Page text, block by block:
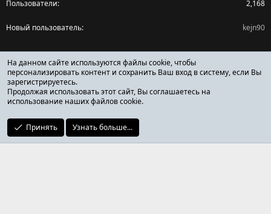
Пользователи 2,168
Новый пользователь kejn90
Поделиться страницей
Facebook
X (Twitter)
Reddit
ОТЗЫВЫ ОНЛАЙН ФОРУМ
На данном сайте используются файлы cookie, чтобы
персонализировать контент и сохранить Ваш вход в систему, если Вы
зарегистрируетесь.
Продолжая использовать этот сайт, Вы соглашаетесь на
использование наших файлов cookie.
Принять Узнать больше...